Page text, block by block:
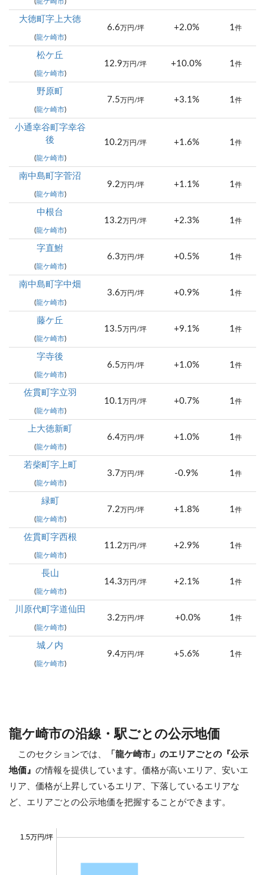
大徳町字上大徳
(龍ケ崎市)
6.6 万円/坪 +2.0% 1件
松ケ丘
(龍ケ崎市)
12.9 万円/坪 +10.0% 1件
野原町
(龍ケ崎市)
7.5 万円/坪 +3.1% 1件
小通幸谷町字幸谷
後
(龍ケ崎市)
10.2 万円/坪 +1.6% 1件
南中島町字菅沼
(龍ケ崎市)
9.2 万円/坪 +1.1% 1件
中根台
(龍ケ崎市)
13.2 万円/坪 +2.3% 1件
字直鮒
(龍ケ崎市)
6.3 万円/坪 +0.5% 1件
南中島町字中畑
(龍ケ崎市)
3.6 万円/坪 +0.9% 1件
藤ケ丘
(龍ケ崎市)
13.5 万円/坪 +9.1% 1件
字寺後
(龍ケ崎市)
6.5 万円/坪 +1.0% 1件
佐貫町字立羽
(龍ケ崎市)
10.1 万円/坪 +0.7% 1件
上大徳新町
(龍ケ崎市)
6.4万円/坪 +1.0% 1件
若柴町字上町
(龍ケ崎市)
3.7 万円/坪 -0.9% 1件
緑町
(龍ケ崎市)
7.2 万円/坪 +1.8% 1件
佐貫町字西根
(龍ケ崎市)
11.2 万円/坪 +2.9% 1件
長山
(龍ケ崎市)
14.3 万円/坪 +2.1% 1件
川原代町字道仙田
(龍ケ崎市)
3.2 万円/坪 +0.0% 1件
城ノ内
(龍ケ崎市)
9.4万円/坪 +5.6% 1件
龍ケ崎市の沿線・駅ごとの公示地価
このセクションでは、
「龍ケ崎市」のエリアごとの『公示
地価』 の情報を提供しています。価格が高いエリア、安いエ
リア、価格が上昇しているエリア、下落しているエリアな
ど、エリアごとの公示地価を把握することができます。
1.5万円/坪